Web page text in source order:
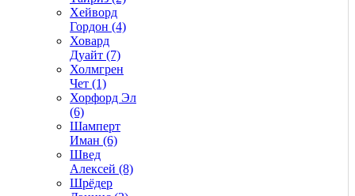
Хейворд
Гордон (4)
Ховард
Дуайт (7)
Холмгрен
Чет (1)
Хорфорд Эл
(6)
Шамперт
Иман (6)
Швед
Алексей (8)
Шрёдер